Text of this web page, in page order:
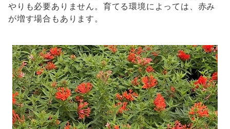
やりも必要ありません。育てる環境によっては、赤み
が増す場合もあります。